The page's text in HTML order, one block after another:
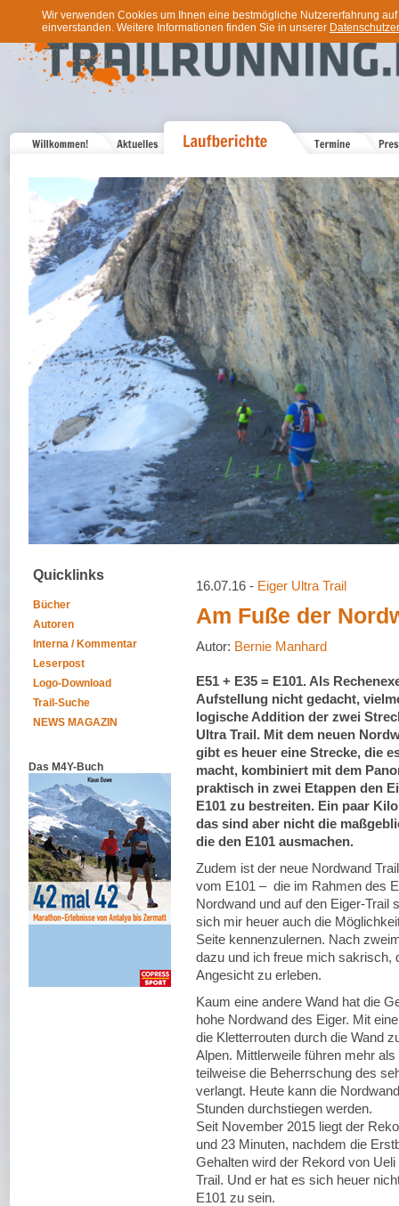
Wir verwenden Cookies um Ihnen eine bestmögliche Nutzererfahrung
einverstanden. Weitere Informationen finden Sie in unserer
Quicklinks
Bücher
Autoren
Interna / Kommentar
Leserpost
Logo-Download
Trail-Suche
NEWS MAGAZIN
Das M4Y-Buch
16.07.16 - Eiger Ultra Trail
Am Fuße der
Autor: Bernie Manhard
E51 + E35 = E101. Als
Aufstellung nicht gedacht,
logische Addition der zwei
Ultra Trail. Mit dem neuen
gibt es heuer eine Strecke, die
macht, kombiniert mit dem
praktisch in zwei Etappen den
E101 zu bestreiten. Ein paar
das sind aber nicht die
die den E101 ausmachen.
Zudem ist der neue Nordwand
vom E101 – die im Rahmen des
Nordwand und auf den Eiger-Trail
sich mir heuer auch die
Seite kennenzulernen. Nach
dazu und ich freue mich sakrisch,
Angesicht zu erleben.
Kaum eine andere Wand hat die
hohe Nordwand des Eiger. Mit
die Kletterrouten durch die Wand
Alpen. Mittlerweile führen mehr
teilweise die Beherrschung des
verlangt. Heute kann die
Stunden durchstiegen werden.
Seit November 2015 liegt der
und 23 Minuten, nachdem die
Gehalten wird der Rekord von
Trail. Und er hat es sich heuer
E101 zu sein.